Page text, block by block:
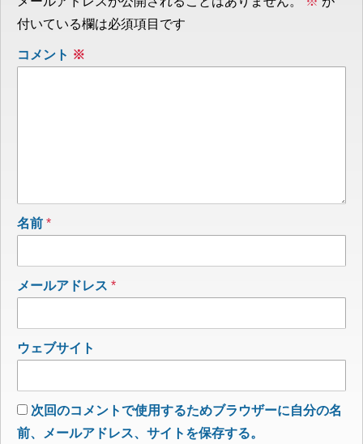
付いている欄は必須項目です
コメント ※
名前 *
メールアドレス *
ウェブサイト
次回のコメントで使用するためブラウザーに自分の名
前、メールアドレス、サイトを保存する。